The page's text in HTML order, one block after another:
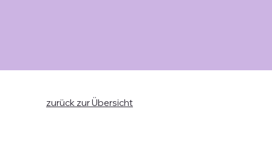
zurück zur Übersicht